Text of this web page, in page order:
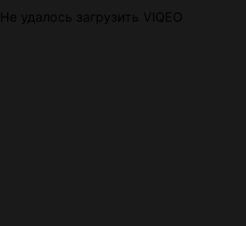
Не удалось загрузить VIQEO